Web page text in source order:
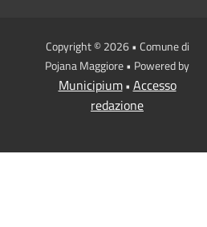
Copyright © 2026 • Comune di
Pojana Maggiore • Powered by
Municipium• Accesso
redazione